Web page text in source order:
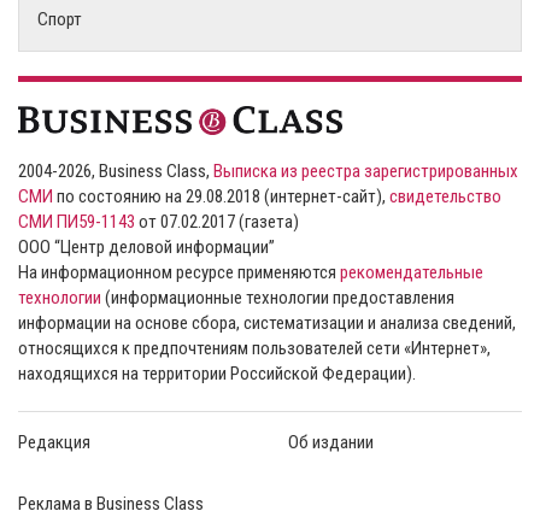
Спорт
2004-2026, Business Class, Выписка из реестра зарегистрированных
СМИ по состоянию на 29.08.2018 (интернет-сайт), свидетельство
СМИ ПИ59-1143 от 07.02.2017 (газета)
ООО “Центр деловой информации”
На информационном ресурсе применяются рекомендательные
технологии (информационные технологии предоставления
информации на основе сбора, систематизации и анализа сведений,
относящихся к предпочтениям пользователей сети «Интернет»,
находящихся на территории Российской Федерации).
Редакция Об издании
Реклама в Business Class